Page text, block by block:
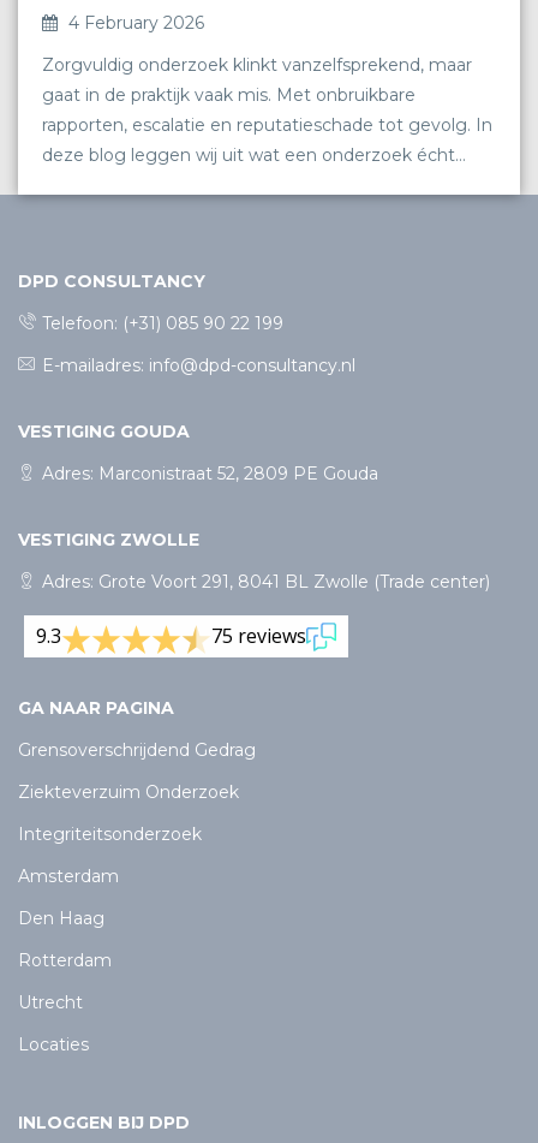
4 February 2026
Zorgvuldig onderzoek klinkt vanzelfsprekend, maar
gaat in de praktijk vaak mis. Met onbruikbare
rapporten, escalatie en reputatieschade tot gevolg. In
deze blog leggen wij uit wat een onderzoek écht
DPD CONSULTANCY
Telefoon: (+31) 085 90 22 199
E-mailadres: info@dpd-consultancy.nl
VESTIGING GOUDA
Adres: Marconistraat 52, 2809 PE Gouda
VESTIGING ZWOLLE
Adres: Grote Voort 291, 8041 BL Zwolle (Trade center)
9.3 75 reviews
GA NAAR PAGINA
Grensoverschrijdend Gedrag
Ziekteverzuim Onderzoek
Integriteitsonderzoek
Amsterdam
Den Haag
Rotterdam
Utrecht
Locaties
INLOGGEN BIJ DPD